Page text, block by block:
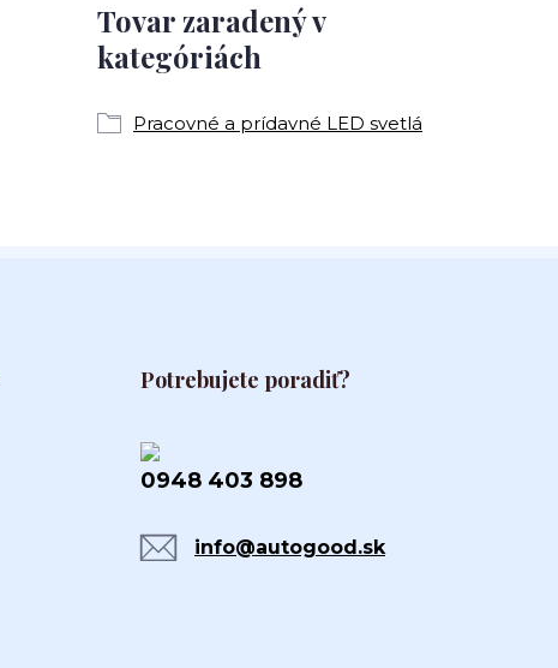
Tovar zaradený v
kategóriách
Pracovné a prídavné LED svetlá
Potrebujete poradiť?
0948 403 898
info@autogood.sk